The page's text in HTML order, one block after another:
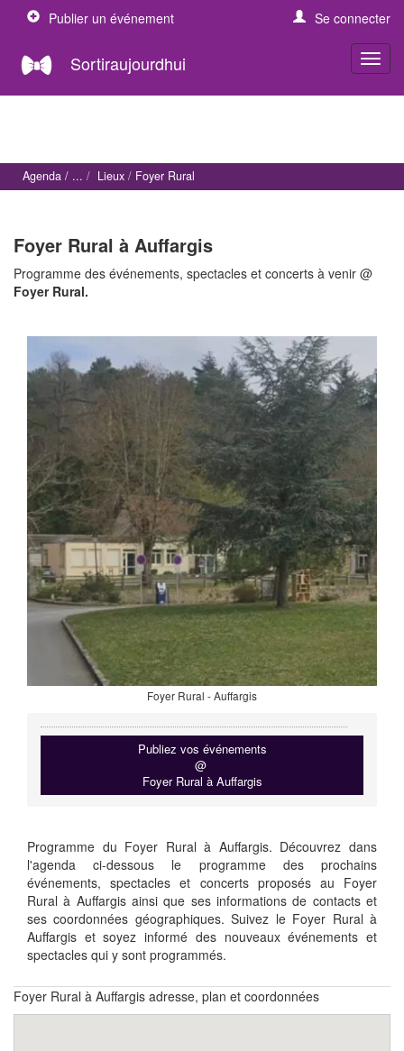
Publier un événement Se connecter
Sortiraujourdhui
Agenda Lieux Foyer Rural
Foyer Rural à Auffargis
Programme des événements, spectacles et concerts à venir @
Foyer Rural.
Foyer Rural - Auffargis
Publiez vos événements
@
Foyer Rural à Auffargis
Programme du Foyer Rural à Auffargis. Découvrez dans
l'agenda ci-dessous le programme des prochains
événements, spectacles et concerts proposés au Foyer
Rural à Auffargis ainsi que ses informations de contacts et
ses coordonnées géographiques. Suivez le Foyer Rural à
Auffargis et soyez informé des nouveaux événements et
spectacles qui y sont programmés.
Foyer Rural à Auffargis adresse, plan et coordonnées